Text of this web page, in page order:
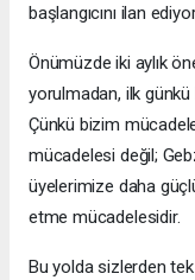
başlangıcını ilan
Önümüzde iki aylık
yorulmadan, ilk günkü
Çünkü bizim
mücadelesi değil;
üyelerimize daha
etme mücadelesidir.
Bu yolda sizlerden